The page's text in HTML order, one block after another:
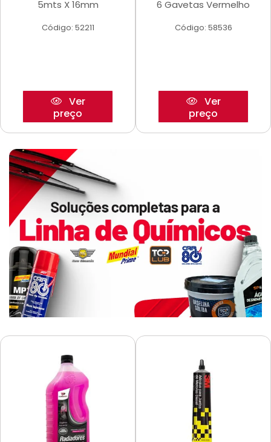
5mts X 16mm
Código: 52211
Ver
preço
6 Gavetas Vermelho
Código: 58536
Ver
preço